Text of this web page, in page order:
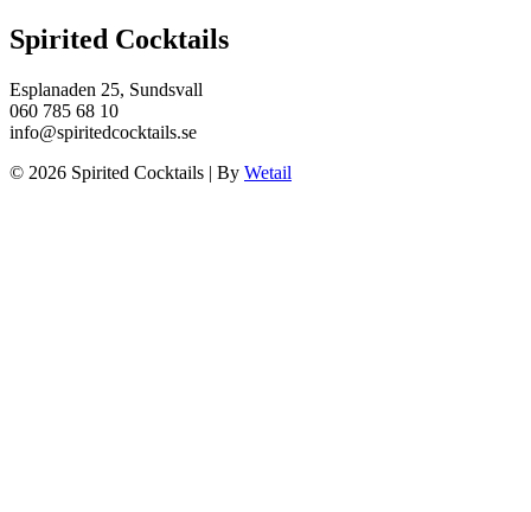
Spirited Cocktails
Esplanaden 25, Sundsvall
060 785 68 10
info@spiritedcocktails.se
© 2026 Spirited Cocktails | By Wetail